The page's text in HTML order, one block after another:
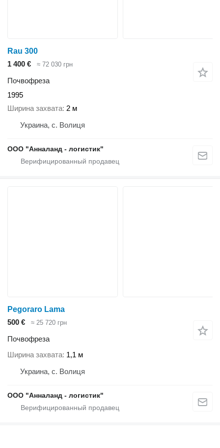
Rau 300
1 400 €
≈ 72 030 грн
Почвофреза
1995
Ширина захвата 2 м
Украина, с. Волиця
ООО "Анналанд - логистик"
Pegoraro Lama
500 €
≈ 25 720 грн
Почвофреза
Ширина захвата 1,1 м
Украина, с. Волиця
ООО "Анналанд - логистик"